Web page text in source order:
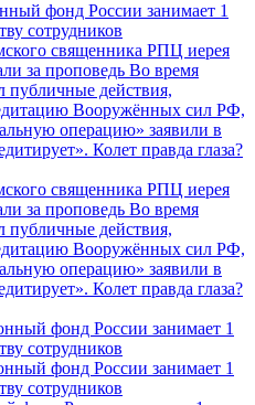
фонд России занимает 1
сотрудников
священника РПЦ иерея
за проповедь Во время
публичные действия,
Вооружённых сил РФ,
операцию» заявили в
Колет правда глаза?
священника РПЦ иерея
за проповедь Во время
публичные действия,
Вооружённых сил РФ,
операцию» заявили в
Колет правда глаза?
фонд России занимает 1
сотрудников
фонд России занимает 1
сотрудников